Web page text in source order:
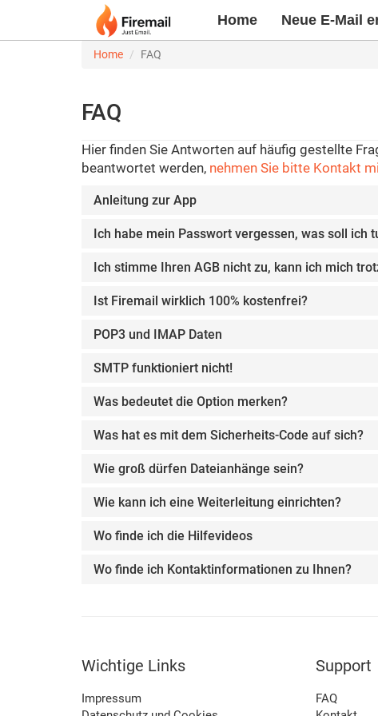
Home Neue E-Mail
Home FAQ
FAQ
Hier finden Sie Antworten auf häufig gestellte
beantwortet werden, nehmen Sie bitte Kontakt
Anleitung zur App
Ich habe mein Passwort vergessen, was soll ich
Ich stimme Ihren AGB nicht zu, kann ich mich
Ist Firemail wirklich 100% kostenfrei?
POP3 und IMAP Daten
SMTP funktioniert nicht!
Was bedeutet die Option merken?
Was hat es mit dem Sicherheits-Code auf sich?
Wie groß dürfen Dateianhänge sein?
Wie kann ich eine Weiterleitung einrichten?
Wo finde ich die Hilfevideos
Wo finde ich Kontaktinformationen zu Ihnen?
Wichtige Links
Impressum
Support
FAQ